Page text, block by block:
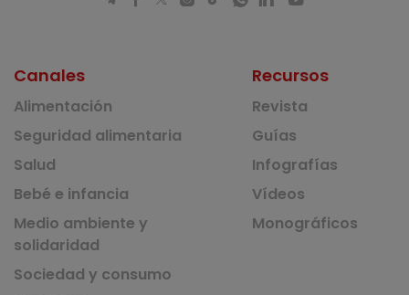
Canales
Alimentación
Seguridad alimentaria
Salud
Bebé e infancia
Medio ambiente y
solidaridad
Sociedad y consumo
Recursos
Revista
Guías
Infografías
Vídeos
Monográficos